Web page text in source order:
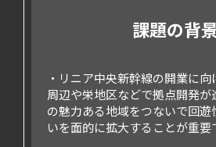
課題の背
・リニア中央新幹線の開業に
周辺や栄地区などで拠点開発
の魅力ある地域をつないで回遊
いを面的に拡大することが重要